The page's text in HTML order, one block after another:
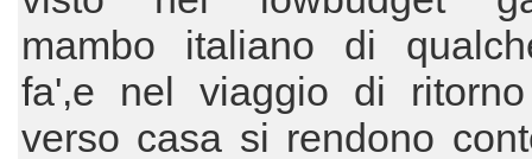
mambo italiano di
fa',e nel viaggio di
verso casa si rendono